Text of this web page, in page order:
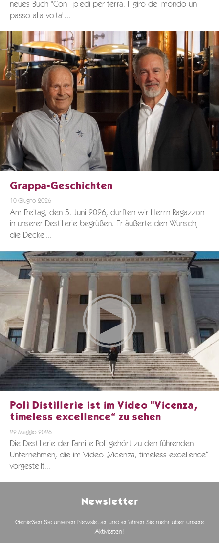
neues Buch "Con i piedi per terra. Il giro del mondo un
passo alla volta"...
Grappa-Geschichten
10 Giugno 2026
Am Freitag, den 5. Juni 2026, durften wir Herrn Ragazzon
in unserer Destillerie begrüßen. Er äußerte den Wunsch,
die Deckel...
Poli Distillerie ist im Video "Vicenza,
timeless excellence“ zu sehen
22 Maggio 2026
Die Destillerie der Familie Poli gehört zu den führenden
Unternehmen, die im Video „Vicenza, timeless excellence“
vorgestellt...
Newsletter
Genießen Sie unseren Newsletter und erfahren Sie mehr über unsere
Aktivitäten!